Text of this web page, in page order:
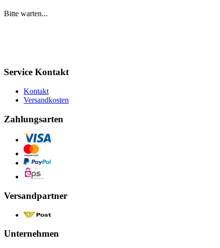
Bitte warten...
Service Kontakt
Kontakt
Versandkosten
Zahlungsarten
Versandpartner
Unternehmen